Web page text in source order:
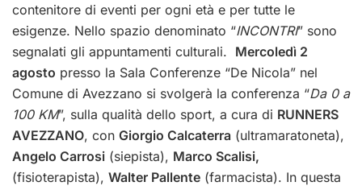
contenitore di eventi per ogni età e per tutte le
esigenze. Nello spazio denominato “INCONTRI” sono
segnalati gli appuntamenti culturali. Mercoledì 2
agosto presso la Sala Conferenze “De Nicola” nel
Comune di Avezzano si svolgerà la conferenza “Da 0 a
100 KM”, sulla qualità dello sport, a cura di RUNNERS
AVEZZANO, con Giorgio Calcaterra (ultramaratoneta),
Angelo Carrosi (siepista), Marco Scalisi,
(fisioterapista), Walter Pallente (farmacista). In questa